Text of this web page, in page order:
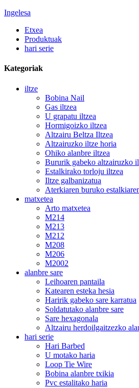
Ingelesa
Etxea
Produktuak
hari serie
Kategoriak
iltze
Bobina Nail
Gas iltzea
U grapatu iltzea
Hormigoizko iltzea
Altzairu Beltza Iltzea
Altzairuzko iltze horia
Ohiko alanbre iltzea
Bururik gabeko altzairuzko
Estalkirako torloju iltzea
Iltze galbanizatua
Aterkiaren buruko
matxetea
Arto matxetea
M214
M213
M212
M208
M206
M2002
alanbre sare
Leihoaren pantaila
Katearen esteka hesia
Haririk gabeko sare karratua
Soldatutako alanbre sare
Sare hexagonala
Altzairu herdoilgaitzezko
hari serie
Hari Barbed
U motako haria
Loop Tie Wire
Bobina alanbre txikia
Pvc estalitako haria